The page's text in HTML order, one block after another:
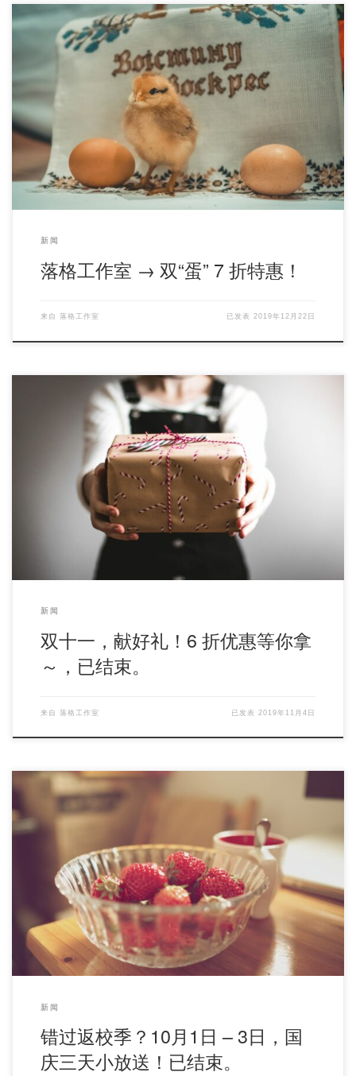
从圣诞节 到元旦节
， 12月23日 – 1月 3 日期间 7 折优惠
！ […]
新闻
落格工作室 → 双“蛋” 7 折特惠！
来自 落格工作室 已发表2019年12月22日
又是一年 双十一，落格工作室钜献好礼！ 双十一期间购买落格输
入法X（新老用户订阅【年付】选项）、落格 […]
新闻
双十一，献好礼！6 折优惠等你拿
～，已结束。
来自 落格工作室 已发表 2019年11月4日
国庆节啦！ 今天你拉窗帘了吗？ 虽然我们返校 […]
新闻
错过返校季？10月1日 – 3日，国
庆三天小放送！已结束。